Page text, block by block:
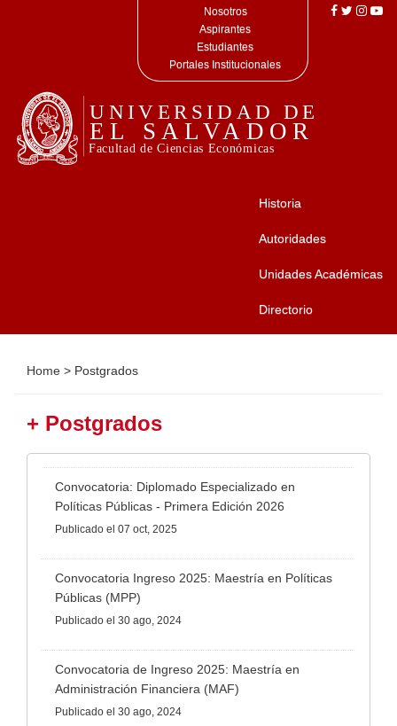
Nosotros
Aspirantes
Estudiantes
Portales Institucionales
Historia
Autoridades
Unidades Académicas
Directorio
Home > Postgrados
+ Postgrados
Convocatoria: Diplomado Especializado en
Políticas Públicas - Primera Edición 2026
Publicado el 07 oct, 2025
Convocatoria Ingreso 2025: Maestría en Políticas
Públicas (MPP)
Publicado el 30 ago, 2024
Convocatoria de Ingreso 2025: Maestría en
Administración Financiera (MAF)
Publicado el 30 ago, 2024